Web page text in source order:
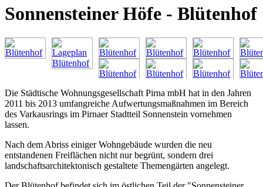
Sonnensteiner Höfe - Blütenhof
Die Städtische Wohnungsgesellschaft Pirna mbH hat in den Jahren
2011 bis 2013 umfangreiche Aufwertungsmaßnahmen im Bereich
des Varkausrings im Pirnaer Stadtteil Sonnenstein vornehmen
lassen.
Nach dem Abriss einiger Wohngebäude wurden die neu
entstandenen Freiflächen nicht nur begrünt, sondern drei
landschaftsarchitektonisch gestaltete Themengärten angelegt.